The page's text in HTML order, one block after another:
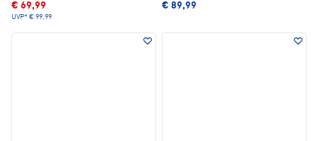
€ 69,99
UVP* € 99,99
€ 89,99